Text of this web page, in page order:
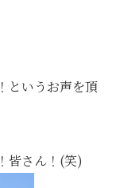
というお声を頂
皆さん！(笑)